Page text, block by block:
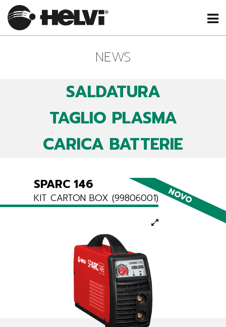
NEWS
SALDATURA
TAGLIO PLASMA
CARICA BATTERIE
NOVO
SPARC 146
KIT CARTON BOX (99806001)